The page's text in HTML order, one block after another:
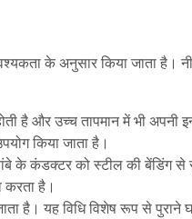
के अनुसार किया जाता है।
है और उच्च तापमान में भी
किया जाता है।
के कंडक्टर को स्टील की बेंडिंग से
करता है।
है। यह विधि विशेष रूप से पुराने